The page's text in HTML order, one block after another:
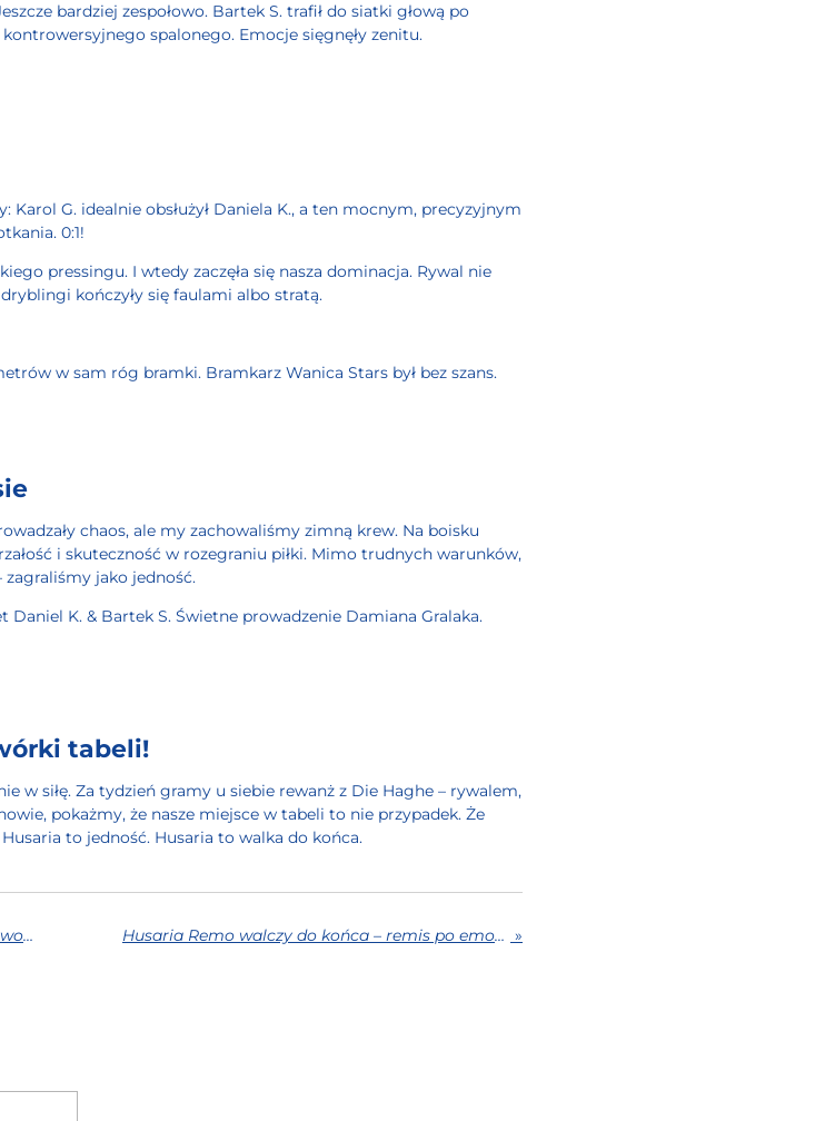
bardziej zespołowo. Bartek S. trafił do siatki głową po
spalonego. Emocje sięgnęły zenitu.
Karol G. idealnie obsłużył Daniela K., a ten mocnym, precyzyjnym
0:1!
pressingu. I wtedy zaczęła się nasza dominacja. Rywal nie
dryblingi kończyły się faulami albo stratą.
w sam róg bramki. Bramkarz Wanica Stars był bez szans.
chaos, ale my zachowaliśmy zimną krew. Na boisku
i skuteczność w rozegraniu piłki. Mimo trudnych warunków,
jako jedność.
K. & Bartek S. Świetne prowadzenie Damiana Gralaka.
tabeli!
w siłę. Za tydzień gramy u siebie rewanż z Die Haghe – rywalem,
pokażmy, że nasze miejsce w tabeli to nie przypadek. Że
to jedność. Husaria to walka do końca.
Husaria Remo – Dominacja i wielkie zwycięstwo w hicie kolejki Husaria Remo walczy do końca – remis po emocjonującym meczu z SV Die Haghe »